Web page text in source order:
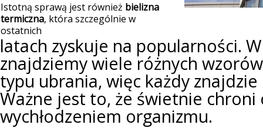
Istotną sprawą jest również bielizna
termiczna, która szczególnie w
ostatnich
latach zyskuje na popularności.
znajdziemy wiele różnych
typu ubrania, więc każdy
Ważne jest to, że świetnie chroni
wychłodzeniem organizmu.